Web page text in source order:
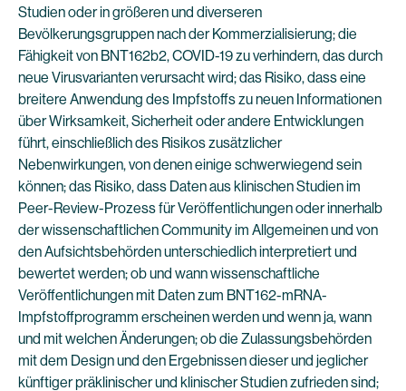
Studien oder in größeren und diverseren
Bevölkerungsgruppen nach der Kommerzialisierung; die
Fähigkeit von BNT162b2, COVID-19 zu verhindern, das durch
neue Virusvarianten verursacht wird; das Risiko, dass eine
breitere Anwendung des Impfstoffs zu neuen Informationen
über Wirksamkeit, Sicherheit oder andere Entwicklungen
führt, einschließlich des Risikos zusätzlicher
Nebenwirkungen, von denen einige schwerwiegend sein
können; das Risiko, dass Daten aus klinischen Studien im
Peer-Review-Prozess für Veröffentlichungen oder innerhalb
der wissenschaftlichen Community im Allgemeinen und von
den Aufsichtsbehörden unterschiedlich interpretiert und
bewertet werden; ob und wann wissenschaftliche
Veröffentlichungen mit Daten zum BNT162-mRNA-
Impfstoffprogramm erscheinen werden und wenn ja, wann
und mit welchen Änderungen; ob die Zulassungsbehörden
mit dem Design und den Ergebnissen dieser und jeglicher
künftiger präklinischer und klinischer Studien zufrieden sind;